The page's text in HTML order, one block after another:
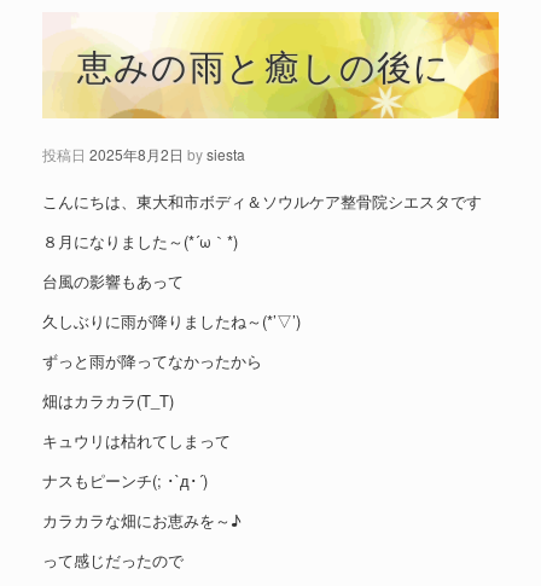
恵みの雨と癒しの後に
投稿日 2025年8月2日 bysiesta
こんにちは、東大和市ボディ＆ソウルケア整骨院シエスタです
８月になりました～(*´ω｀*)
台風の影響もあって
久しぶりに雨が降りましたね～(*’▽’)
ずっと雨が降ってなかったから
畑はカラカラ(T_T)
キュウリは枯れてしまって
ナスもピーンチ(; ･`д･´)
カラカラな畑にお恵みを～♪
って感じだったので